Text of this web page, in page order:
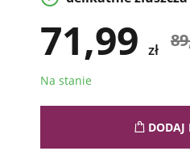
71,99 zł
Na stanie
DODAJ